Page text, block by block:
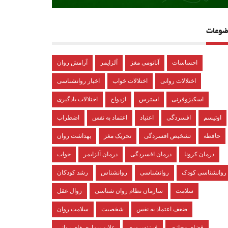
آرامش روان آلزایمر آناتومی مغز احساسات
اخبار روانشناسی اختلالات خواب اختلالات روانی
اختلالات یادگیری ازدواج استرس اسکیزوفرنی
اضطراب اعتماد به نفس اعتیاد افسردگی اوتیسم
بهداشت روان تحریک مغز تشخیص افسردگی حافظه
خواب درمان آلزایمر درمان افسردگی درمان کرونا
رشد کودکان روانشناس روانشناسی روانشناسی کودک
زوال عقل سازمان نظام روان شناسی سلامت
سلامت روان شخصیت ضعف اعتماد به نفس